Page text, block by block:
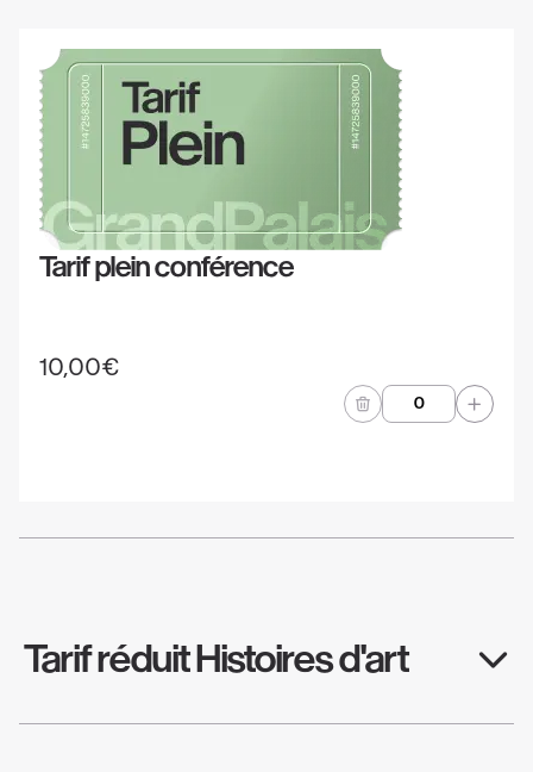
Tarif plein conférence
10,00€
Quantité
Tarif réduit Histoires d'art